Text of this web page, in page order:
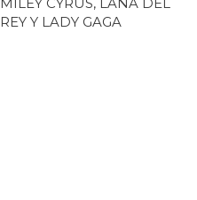
REY Y LADY GAGA